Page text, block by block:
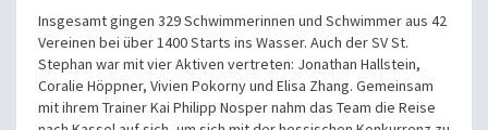
Insgesamt gingen 329 Schwimmerinnen und Schwimmer aus 42
Vereinen bei über 1400 Starts ins Wasser. Auch der SV St.
Stephan war mit vier Aktiven vertreten: Jonathan Hallstein,
Coralie Höppner, Vivien Pokorny und Elisa Zhang. Gemeinsam
mit ihrem Trainer Kai Philipp Nosper nahm das Team die Reise